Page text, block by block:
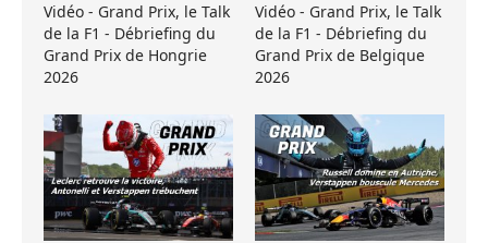
Vidéo - Grand Prix, le Talk
de la F1 - Débriefing du
Grand Prix de Hongrie
2026
Vidéo - Grand Prix, le Talk
de la F1 - Débriefing du
Grand Prix de Belgique
2026